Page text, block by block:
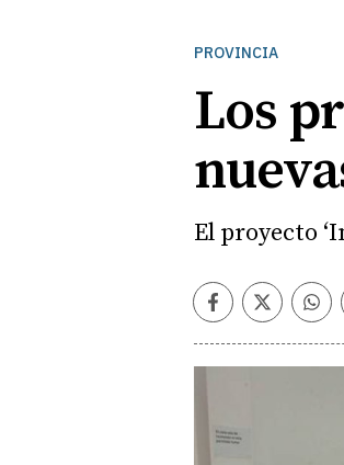
PROVINCIA
Los
El proyecto
Facebook
Twitter